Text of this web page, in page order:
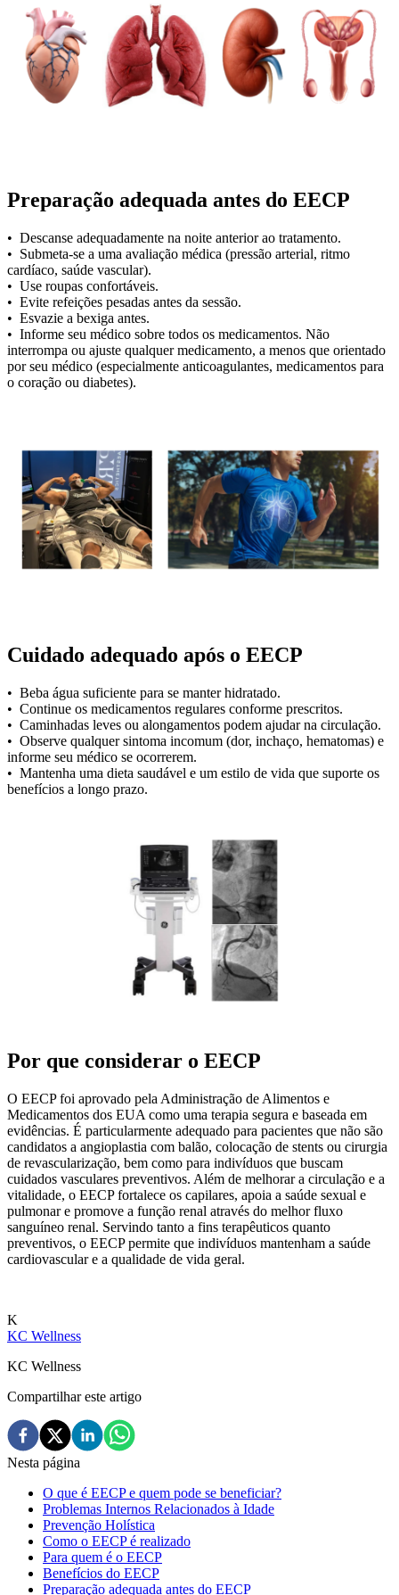
Preparação adequada antes do EECP
• Descanse adequadamente na noite anterior ao tratamento.
• Submeta-se a uma avaliação médica (pressão arterial, ritmo
cardíaco, saúde vascular).
• Use roupas confortáveis.
• Evite refeições pesadas antes da sessão.
• Esvazie a bexiga antes.
• Informe seu médico sobre todos os medicamentos. Não
interrompa ou ajuste qualquer medicamento, a menos que orientado
por seu médico (especialmente anticoagulantes, medicamentos para
o coração ou diabetes).
Cuidado adequado após o EECP
• Beba água suficiente para se manter hidratado.
• Continue os medicamentos regulares conforme prescritos.
• Caminhadas leves ou alongamentos podem ajudar na circulação.
• Observe qualquer sintoma incomum (dor, inchaço, hematomas) e
informe seu médico se ocorrerem.
• Mantenha uma dieta saudável e um estilo de vida que suporte os
benefícios a longo prazo.
Por que considerar o EECP
O EECP foi aprovado pela Administração de Alimentos e
Medicamentos dos EUA como uma terapia segura e baseada em
evidências. É particularmente adequado para pacientes que não são
candidatos a angioplastia com balão, colocação de stents ou cirurgia
de revascularização, bem como para indivíduos que buscam
cuidados vasculares preventivos. Além de melhorar a circulação e a
vitalidade, o EECP fortalece os capilares, apoia a saúde sexual e
pulmonar e promove a função renal através do melhor fluxo
sanguíneo renal. Servindo tanto a fins terapêuticos quanto
preventivos, o EECP permite que indivíduos mantenham a saúde
cardiovascular e a qualidade de vida geral.
K
KC Wellness
KC Wellness
Compartilhar este artigo
Nesta página
O que é EECP e quem pode se beneficiar?
Problemas Internos Relacionados à Idade
Prevenção Holística
Como o EECP é realizado
Para quem é o EECP
Benefícios do EECP
Preparação adequada antes do EECP